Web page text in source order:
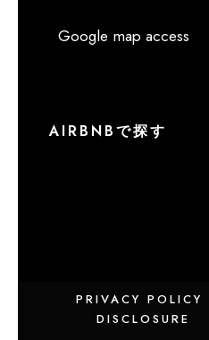
Google map access
AIRBNBで探す
PRIVACY POLICY
DISCLOSURE